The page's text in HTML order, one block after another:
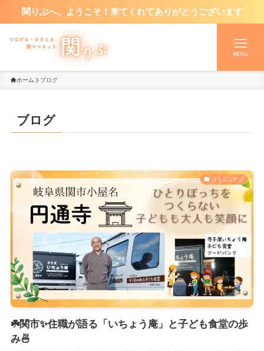
関りぶへ、ようこそ！来てくれてありがとうございます
MENU
ホーム ブログ
ブログ
コミュニティ
☘️関市✨住職が語る「いちょう庵」と子ども食堂の歩
み🍜